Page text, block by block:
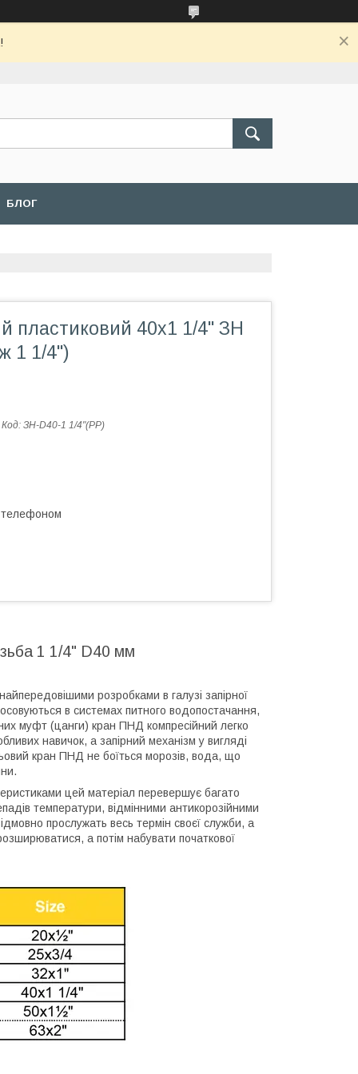
БЛОГ
пластиковий 40х1 1/4" ЗН
1 1/4")
Код: ЗН-D40-1 1/4"(PP)
телефоном
1 1/4" D40 мм
розробками в галузі запірної
в системах питного водопостачання,
муфт (цанги) кран ПНД компресійний легко
навичок, а запірний механізм у вигляді
кран ПНД не боїться морозів, вода, що
цей матеріал перевершує багато
температури, відмінними антикорозійними
прослужать весь термін своєї служби, а
а потім набувати початкової